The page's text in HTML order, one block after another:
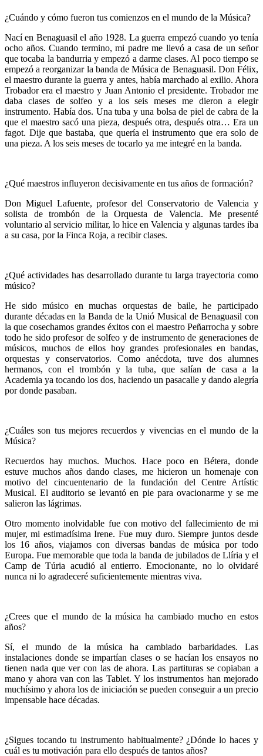
¿Cuándo y cómo fueron tus comienzos en el mundo de la Música?
Nací en Benaguasil el año 1928. La guerra empezó cuando yo tenía
ocho años. Cuando termino, mi padre me llevó a casa de un señor
que tocaba la bandurria y empezó a darme clases. Al poco tiempo se
empezó a reorganizar la banda de Música de Benaguasil. Don Félix,
el maestro durante la guerra y antes, había marchado al exilio. Ahora
Trobador era el maestro y Juan Antonio el presidente. Trobador me
daba clases de solfeo y a los seis meses me dieron a elegir
instrumento. Había dos. Una tuba y una bolsa de piel de cabra de la
que el maestro sacó una pieza, después otra, después otra… Era un
fagot. Dije que bastaba, que quería el instrumento que era solo de
una pieza. A los seis meses de tocarlo ya me integré en la banda.
¿Qué maestros influyeron decisivamente en tus años de formación?
Don Miguel Lafuente, profesor del Conservatorio de Valencia y
solista de trombón de la Orquesta de Valencia. Me presenté
voluntario al servicio militar, lo hice en Valencia y algunas tardes iba
a su casa, por la Finca Roja, a recibir clases.
¿Qué actividades has desarrollado durante tu larga trayectoria como
músico?
He sido músico en muchas orquestas de baile, he participado
durante décadas en la Banda de la Unió Musical de Benaguasil con
la que cosechamos grandes éxitos con el maestro Peñarrocha y sobre
todo he sido profesor de solfeo y de instrumento de generaciones de
músicos, muchos de ellos hoy grandes profesionales en bandas,
orquestas y conservatorios. Como anécdota, tuve dos alumnes
hermanos, con el trombón y la tuba, que salían de casa a la
Academia ya tocando los dos, haciendo un pasacalle y dando alegría
por donde pasaban.
¿Cuáles son tus mejores recuerdos y vivencias en el mundo de la
Música?
Recuerdos hay muchos. Muchos. Hace poco en Bétera, donde
estuve muchos años dando clases, me hicieron un homenaje con
motivo del cincuentenario de la fundación del Centre Artístic
Musical. El auditorio se levantó en pie para ovacionarme y se me
salieron las lágrimas.
Otro momento inolvidable fue con motivo del fallecimiento de mi
mujer, mi estimadísima Irene. Fue muy duro. Siempre juntos desde
los 16 años, viajamos con diversas bandas de música por todo
Europa. Fue memorable que toda la banda de jubilados de Llíria y el
Camp de Túria acudió al entierro. Emocionante, no lo olvidaré
nunca ni lo agradeceré suficientemente mientras viva.
¿Crees que el mundo de la música ha cambiado mucho en estos
años?
Sí, el mundo de la música ha cambiado barbaridades. Las
instalaciones donde se impartían clases o se hacían los ensayos no
tienen nada que ver con las de ahora. Las partituras se copiaban a
mano y ahora van con las Tablet. Y los instrumentos han mejorado
muchísimo y ahora los de iniciación se pueden conseguir a un precio
impensable hace décadas.
¿Sigues tocando tu instrumento habitualmente? ¿Dónde lo haces y
cuál es tu motivación para ello después de tantos años?